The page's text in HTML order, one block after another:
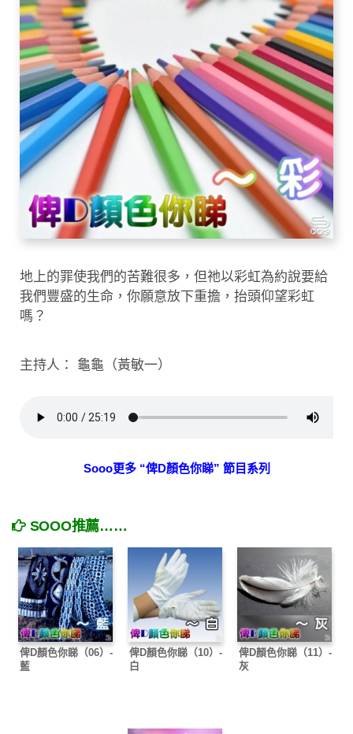
地上的罪使我們的苦難很多，但祂以彩虹為約說要給
我們豐盛的生命，你願意放下重擔，抬頭仰望彩虹
嗎？
主持人： 龜龜（黃敏一）
Sooo更多 “俾D顏色你睇” 節目系列
SOOO推薦……
俾D顏色你睇（06）-
藍
俾D顏色你睇（10）-
白
俾D顏色你睇（11）-
灰